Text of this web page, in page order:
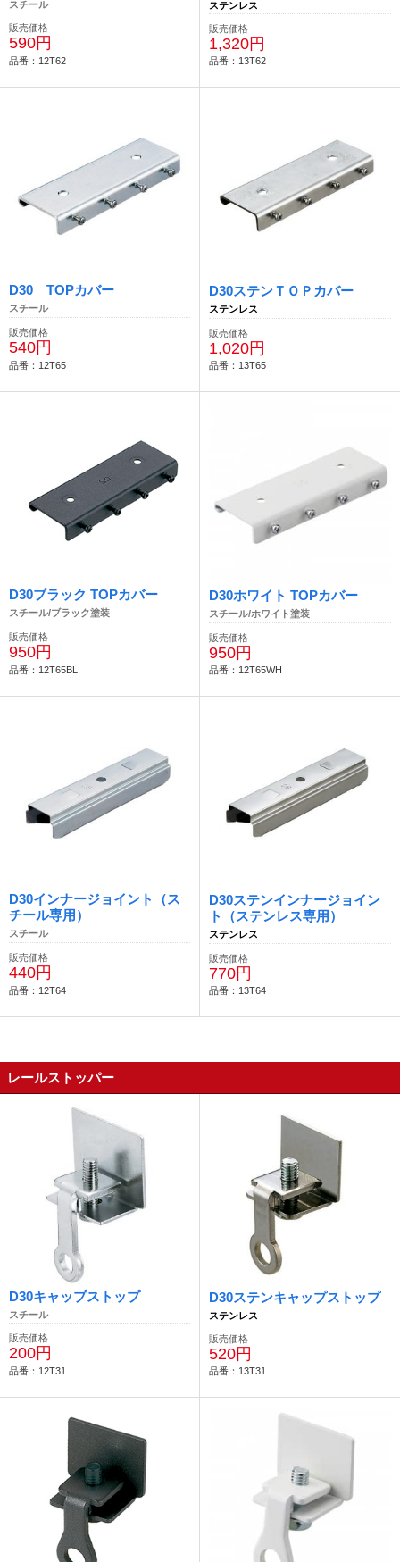
スチール
販売価格
590円
品番：12T62
ステンレス
販売価格
1,320円
品番：13T62
D30 TOPカバー
スチール
販売価格
540円
品番：12T65
D30ステンＴＯＰカバー
ステンレス
販売価格
1,020円
品番：13T65
D30ブラック TOPカバー
スチール/ブラック塗装
販売価格
950円
品番：12T65BL
D30ホワイト TOPカバー
スチール/ホワイト塗装
販売価格
950円
品番：12T65WH
D30インナージョイント（ス
チール専用）
スチール
販売価格
440円
品番：12T64
D30ステンインナージョイン
ト（ステンレス専用）
ステンレス
販売価格
770円
品番：13T64
レールストッパー
D30キャップストップ
スチール
販売価格
200円
品番：12T31
D30ステンキャップストップ
ステンレス
販売価格
520円
品番：13T31